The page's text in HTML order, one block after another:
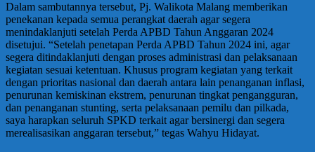
Dalam sambutannya tersebut, Pj. Walikota Malang memberikan
penekanan kepada semua perangkat daerah agar segera
menindaklanjuti setelah Perda APBD Tahun Anggaran 2024
disetujui. “Setelah penetapan Perda APBD Tahun 2024 ini, agar
segera ditindaklanjuti dengan proses administrasi dan pelaksanaan
kegiatan sesuai ketentuan. Khusus program kegiatan yang terkait
dengan prioritas nasional dan daerah antara lain penanganan inflasi,
penurunan kemiskinan ekstrem, penurunan tingkat pengangguran,
dan penanganan stunting, serta pelaksanaan pemilu dan pilkada,
saya harapkan seluruh SPKD terkait agar bersinergi dan segera
merealisasikan anggaran tersebut,” tegas Wahyu Hidayat.